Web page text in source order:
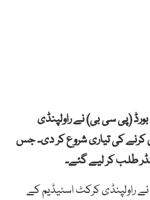
(پی سی بی) نے راولپنڈی
کرنے کی تیاری شروع کر دی۔ جس
طلب کر لیے گئے۔
راولپنڈی کرکٹ اسٹیڈیم کے